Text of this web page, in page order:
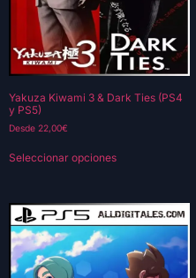
Yakuza Kiwami 3 & Dark Ties (PS4
y PS5)
Desde 22,00€
Seleccionar opciones